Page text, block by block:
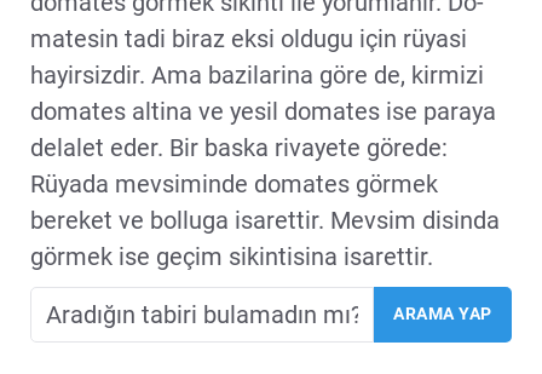
matesin tadi biraz eksi oldugu için rüyasi
hayirsizdir. Ama bazilarina göre de, kirmizi
domates altina ve yesil domates ise paraya
delalet eder. Bir baska rivayete görede:
Rüyada mevsiminde domates görmek
bereket ve bolluga isarettir. Mevsim disinda
görmek ise geçim sikintisina isarettir.